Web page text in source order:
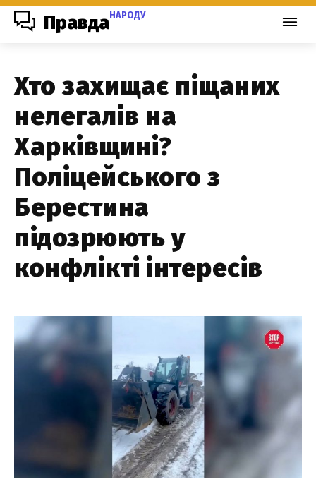
ПравдаНАРОДУ
Хто захищає піщаних
нелегалів на
Харківщині?
Поліцейського з
Берестина
підозрюють у
конфлікті інтересів